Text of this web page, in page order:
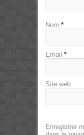
Nom *
Email *
Site web
Enregistrer